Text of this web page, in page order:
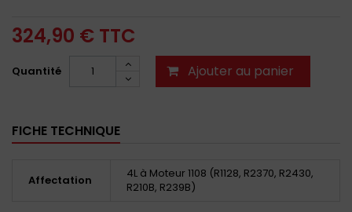
324,90 € TTC
Quantité Ajouter au panier
FICHE TECHNIQUE
Affectation
4L à Moteur 1108 (R1128, R2370, R2430,
R210B, R239B)